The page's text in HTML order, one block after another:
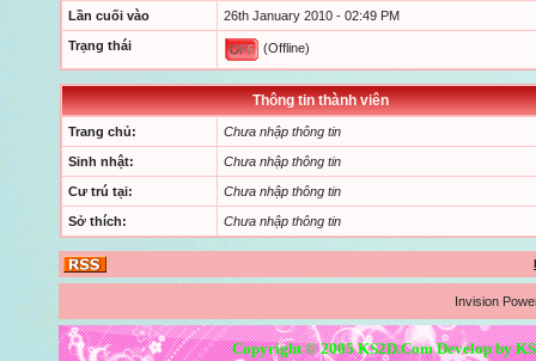
Lần cuối vào 26th January 2010 - 02:49 PM
Trạng thái (Offline)
Thông tin thành viên
Trang chủ: Chưa nhập thông tin
Sinh nhật: Chưa nhập thông tin
Cư trú tại: Chưa nhập thông tin
Sở thích: Chưa nhập thông tin
Invision
Copyright © 2005 KS2D.Com Develop by